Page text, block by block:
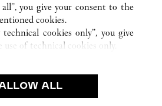
you give your consent to the
cookies.
cookies only”, you give
of technical cookies only.
ALL